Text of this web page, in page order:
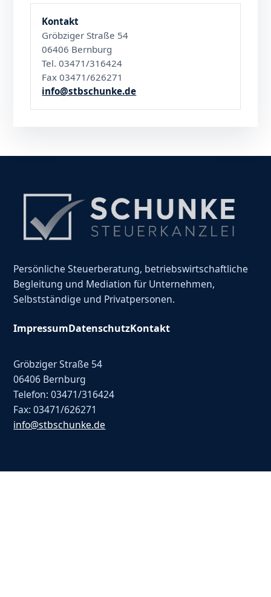
Kontakt
Gröbziger Straße 54
06406 Bernburg
Tel. 03471/316424
Fax 03471/626271
info@stbschunke.de
Persönliche Steuerberatung, betriebswirtschaftliche
Begleitung und Mediation für Unternehmen,
Selbstständige und Privatpersonen.
ImpressumDatenschutzKontakt
Gröbziger Straße 54
06406 Bernburg
Telefon: 03471/316424
Fax: 03471/626271
info@stbschunke.de